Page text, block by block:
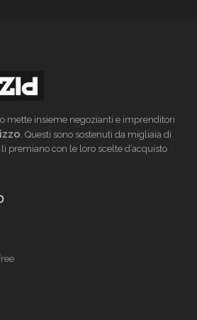
mette insieme negozianti e imprenditori
. Questi sono sostenuti da migliaia di
premiano con le loro scelte d’acquisto